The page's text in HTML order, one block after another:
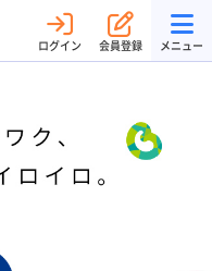
ログイン 会員登録 メニュー